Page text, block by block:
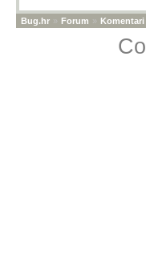
Bug.hr » Forum » Komentari